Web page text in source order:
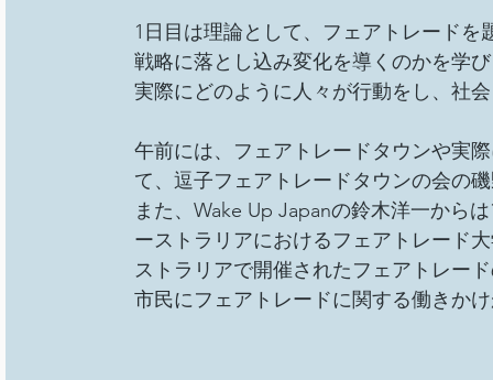
1日目は理論として、フェアトレード
戦略に落とし込み変化を導くのかを学
実際にどのように人々が行動をし、社
午前には、フェアトレードタウンや実
て、逗子フェアトレードタウンの会の
また、Wake Up Japanの鈴木洋一から
ーストラリアにおけるフェアトレード
ストラリアで開催されたフェアトレー
市民にフェアトレードに関する働きか